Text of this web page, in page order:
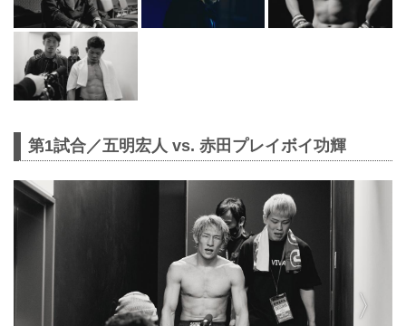
第1試合／五明宏人 vs. 赤田プレイボイ功輝